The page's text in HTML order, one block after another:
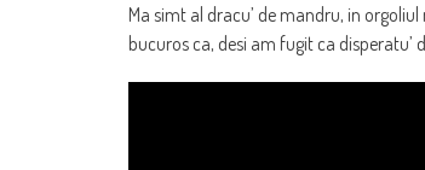
Ma simt al dracu’ de mandru, in
bucuros ca, desi am fugit ca